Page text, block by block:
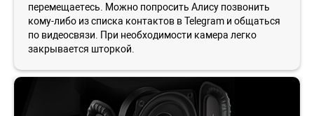
перемещаетесь. Можно попросить Алису позвонить
кому-либо из списка контактов в Telegram и общаться
по видеосвязи. При необходимости камера легко
закрывается шторкой.